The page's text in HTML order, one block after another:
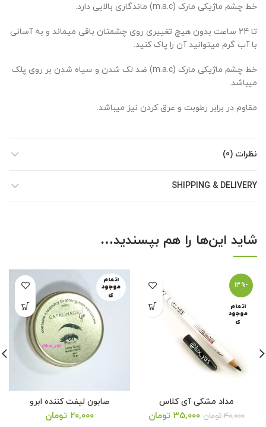
خط چشم ماژیکی مارک (m.a.c) ماندگاری بالایی دارد.
تا 24 ساعت بدون هیچ تغییری روی چشمتان باقی میماند و به آسانی
با آب گرم میتوانید آن را پاک کنید.
خط چشم ماژیکی مارک (m.a.c) ضد لک شدن و سیاه شدن بر روی پلک
میباشد.
مقاوم در برابر رطوبت و عرق کردن نیز میباشد.
نظرات (0)
SHIPPING & DELIVERY
شاید این‌ها را هم بپسندید…
-13%
اتمام
موجود
ی
مداد مشکی آی کلاس
۴۰,۰۰۰ تومان قیمت
۳۵,۰۰۰ تومان
اتمام
موجود
ی
صابون لیفت کننده ابرو
۲۰,۰۰۰ تومان